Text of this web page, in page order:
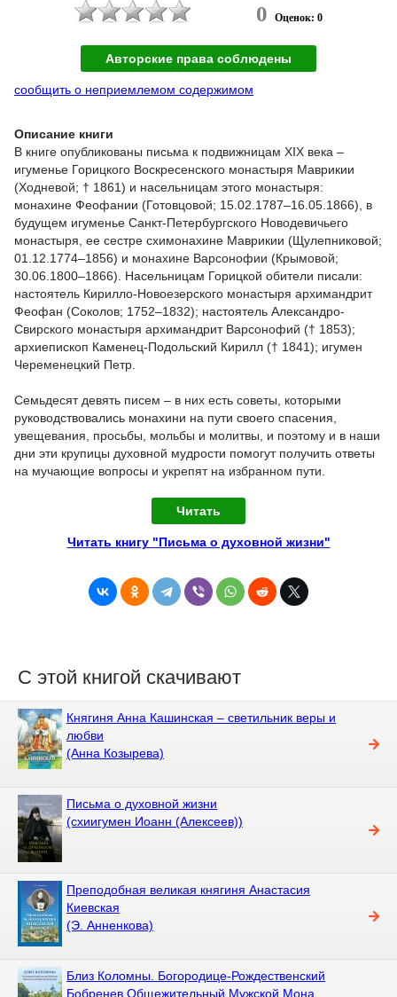
0 Оценок: 0
Авторские права соблюдены
сообщить о неприемлемом содержимом
Описание книги
В книге опубликованы письма к подвижницам XIX века –
игуменье Горицкого Воскресенского монастыря Маврикии
(Ходневой; † 1861) и насельницам этого монастыря:
монахине Феофании (Готовцовой; 15.02.1787–16.05.1866), в
будущем игуменье Санкт-Петербургского Новодевичьего
монастыря, ее сестре схимонахине Маврикии (Щулепниковой;
01.12.1774–1856) и монахине Варсонофии (Крымовой;
30.06.1800–1866). Насельницам Горицкой обители писали:
настоятель Кирилло-Новоезерского монастыря архимандрит
Феофан (Соколов; 1752–1832); настоятель Александро-
Свирского монастыря архимандрит Варсонофий († 1853);
архиепископ Каменец-Подольский Кирилл († 1841); игумен
Череменецкий Петр.
Семьдесят девять писем – в них есть советы, которыми
руководствовались монахини на пути своего спасения,
увещевания, просьбы, мольбы и молитвы, и поэтому и в наши
дни эти крупицы духовной мудрости помогут получить ответы
на мучающие вопросы и укрепят на избранном пути.
Читать
Читать книгу "Письма о духовной жизни"
С этой книгой скачивают
Княгиня Анна Кашинская – светильник веры и
любви
(Анна Козырева)
Письма о духовной жизни
(схиигумен Иоанн (Алексеев))
Преподобная великая княгиня Анастасия
Киевская
(Э. Анненкова)
Близ Коломны. Богородице-Рождественский
Бобренев Общежительный Мужской Мона ...